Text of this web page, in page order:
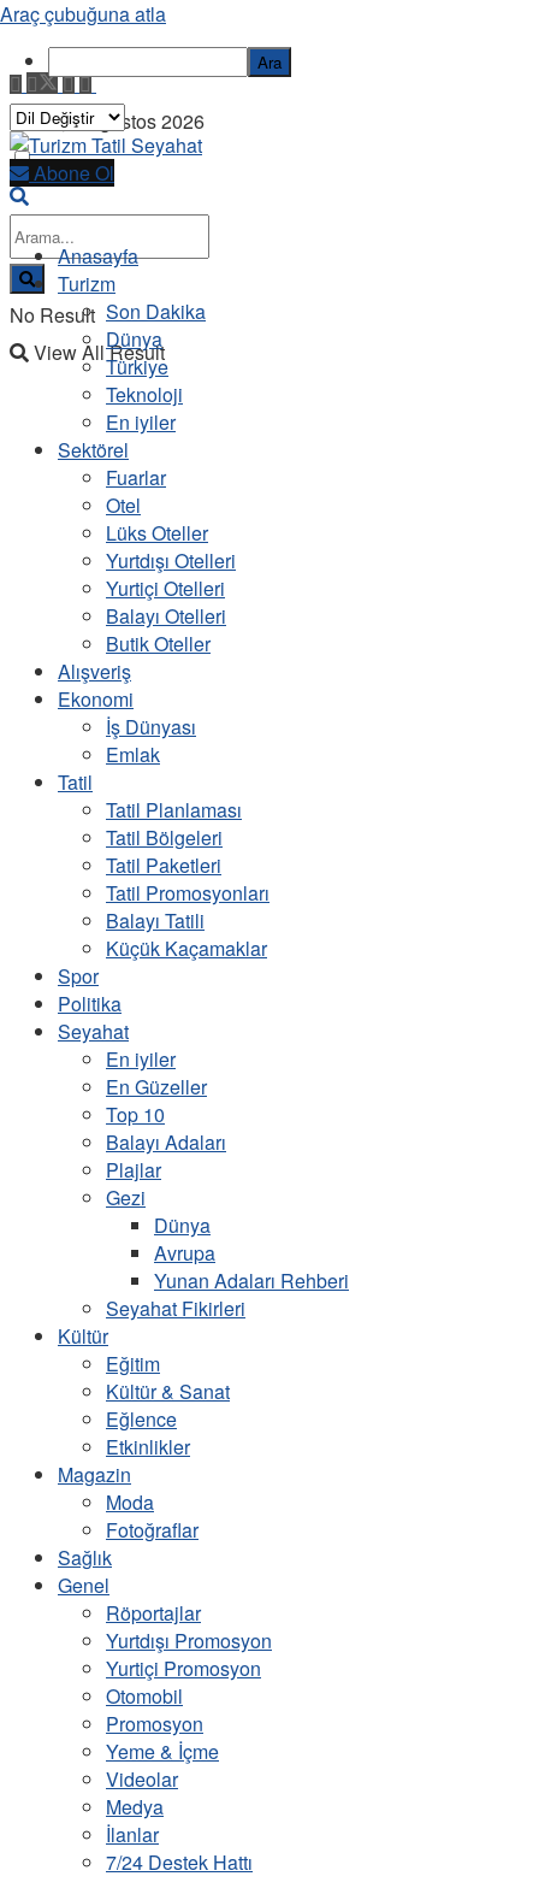
Cuma, 7 Ağustos 2026
No Result
View All Result
Abone Ol
Anasayfa
Turizm
Son Dakika
Dünya
Türkiye
Teknoloji
En iyiler
Sektörel
Fuarlar
Otel
Lüks Oteller
Yurtdışı Otelleri
Yurtiçi Otelleri
Balayı Otelleri
Butik Oteller
Alışveriş
Ekonomi
İş Dünyası
Emlak
Tatil
Tatil Planlaması
Tatil Bölgeleri
Tatil Paketleri
Tatil Promosyonları
Balayı Tatili
Küçük Kaçamaklar
Spor
Politika
Seyahat
En iyiler
En Güzeller
Top 10
Balayı Adaları
Plajlar
Gezi
Dünya
Avrupa
Yunan Adaları Rehberi
Seyahat Fikirleri
Kültür
Eğitim
Kültür & Sanat
Eğlence
Etkinlikler
Magazin
Moda
Fotoğraflar
Sağlık
Genel
Röportajlar
Yurtdışı Promosyon
Yurtiçi Promosyon
Otomobil
Promosyon
Yeme & İçme
Videolar
Medya
İlanlar
7/24 Destek Hattı
Araç çubuğuna atla
Ara